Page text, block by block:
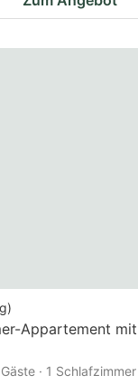
)
Appartement
· 1 Schlafzimmer